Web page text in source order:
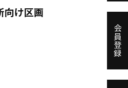
向け区画
会員登録